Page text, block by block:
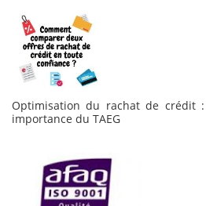
Optimisation du rachat de crédit
importance du TAEG